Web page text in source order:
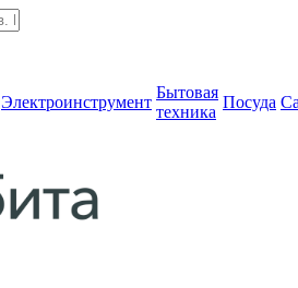
Электроинструмент
Бытовая
техника
Посуда